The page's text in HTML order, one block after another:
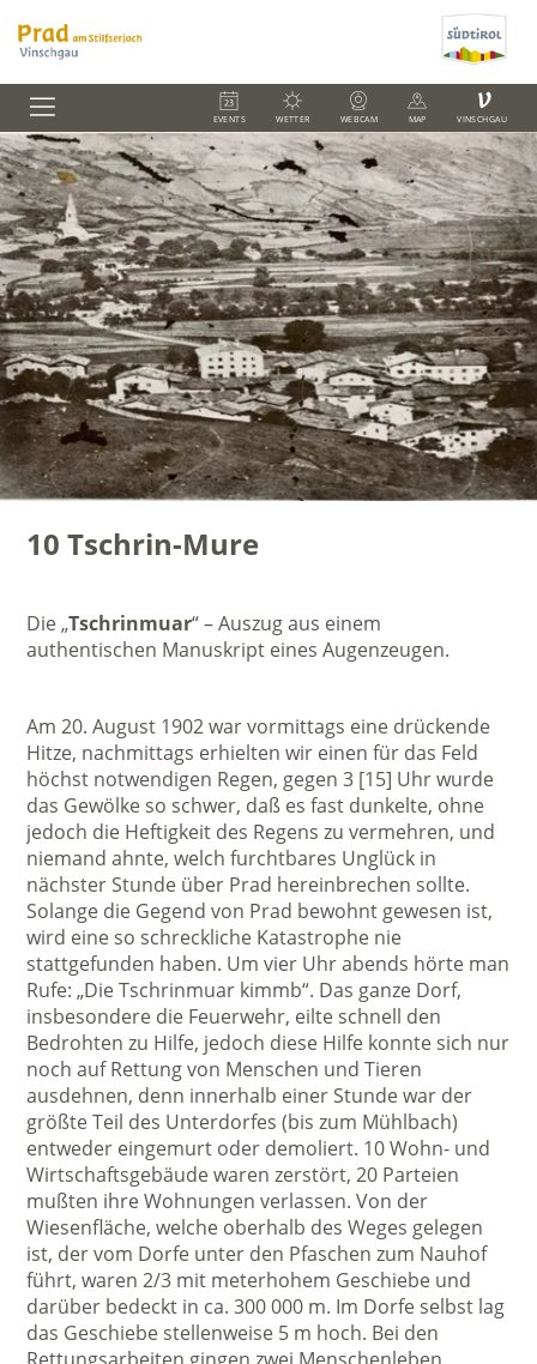
EVENTS WETTER WEBCAM MAP
V
VINSCHGAU
10 Tschrin-Mure
Die „Tschrinmuar“ – Auszug aus einem
authentischen Manuskript eines Augenzeugen.
Am 20. August 1902 war vormittags eine drückende
Hitze, nachmittags erhielten wir einen für das Feld
höchst notwendigen Regen, gegen 3 [15] Uhr wurde
das Gewölke so schwer, daß es fast dunkelte, ohne
jedoch die Heftigkeit des Regens zu vermehren, und
niemand ahnte, welch furchtbares Unglück in
nächster Stunde über Prad hereinbrechen sollte.
Solange die Gegend von Prad bewohnt gewesen ist,
wird eine so schreckliche Katastrophe nie
stattgefunden haben. Um vier Uhr abends hörte man
Rufe: „Die Tschrinmuar kimmb“. Das ganze Dorf,
insbesondere die Feuerwehr, eilte schnell den
Bedrohten zu Hilfe, jedoch diese Hilfe konnte sich nur
noch auf Rettung von Menschen und Tieren
ausdehnen, denn innerhalb einer Stunde war der
größte Teil des Unterdorfes (bis zum Mühlbach)
entweder eingemurt oder demoliert. 10 Wohn- und
Wirtschaftsgebäude waren zerstört, 20 Parteien
mußten ihre Wohnungen verlassen. Von der
Wiesenfläche, welche oberhalb des Weges gelegen
ist, der vom Dorfe unter den Pfaschen zum Nauhof
führt, waren 2/3 mit meterhohem Geschiebe und
darüber bedeckt in ca. 300 000 m. Im Dorfe selbst lag
das Geschiebe stellenweise 5 m hoch. Bei den